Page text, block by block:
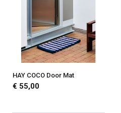
HAY COCO Door Mat
€ 55,00